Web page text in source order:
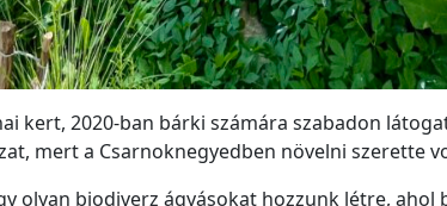
kert, 2020-ban bárki számára szabadon
mert a Csarnoknegyedben növelni szerette
olyan biodiverz ágyásokat hozzunk létre, ahol